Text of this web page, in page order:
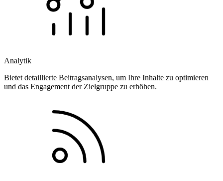
Analytik
Bietet detaillierte Beitragsanalysen, um Ihre Inhalte zu optimieren
und das Engagement der Zielgruppe zu erhöhen.